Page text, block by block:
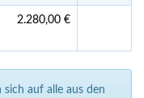
2.280,00 €
auf alle aus den